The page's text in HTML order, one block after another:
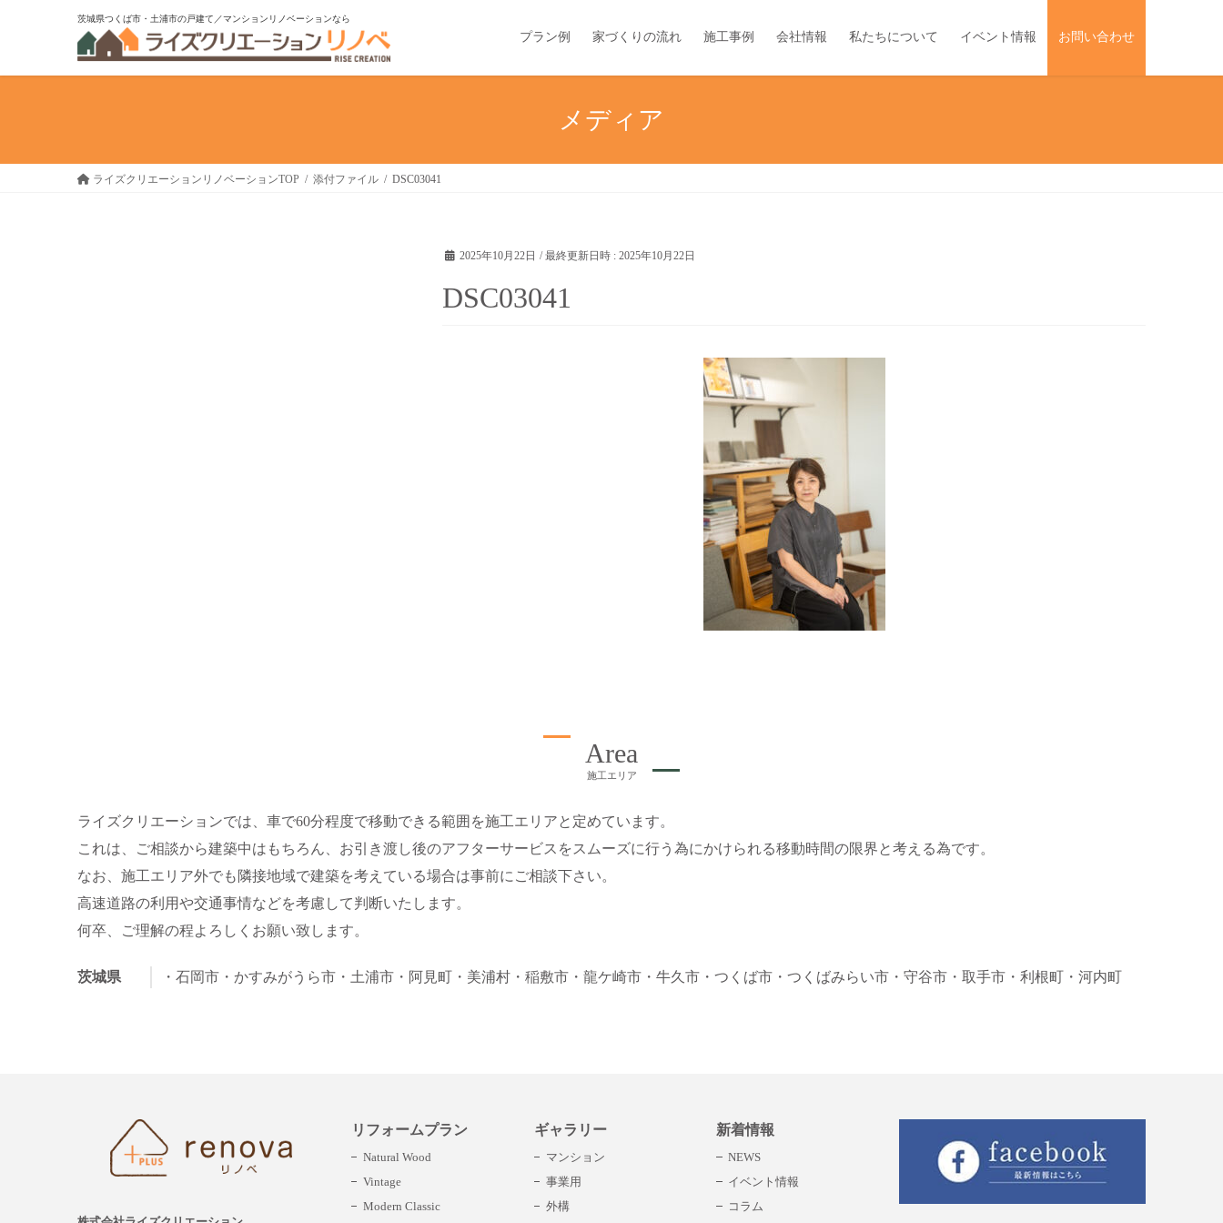
ン
キ
ー
に
茨城県つくば市・土浦市の戸建て／マンションリノベーションなら
プラン例 家づくりの流れ 施工事例 会社情報 私たちについて イベント情報 お問い合わせ
メディア
ライズクリエーションリノベーションTOP 添付ファイル DSC03041
2025年10月22日 / 最終更新日時 :2025年10月22日
DSC03041
Area
施工エリア
ライズクリエーションでは、車で60分程度で移動できる範囲を施工エリアと定めています。
これは、ご相談から建築中はもちろん、お引き渡し後のアフターサービスをスムーズに行う為にかけられる移動時間の限界と考える為です。
なお、施工エリア外でも隣接地域で建築を考えている場合は事前にご相談下さい。
高速道路の利用や交通事情などを考慮して判断いたします。
何卒、ご理解の程よろしくお願い致します。
茨城県 ・石岡市 ・かすみがうら市 ・土浦市 ・阿見町 ・美浦村 ・稲敷市 ・龍ケ崎市 ・牛久市 ・つくば市 ・つくばみらい市 ・守谷市 ・取手市 ・利根町 ・河内町
リフォームプラン
Natural Wood
Vintage
Modern Classic
ギャラリー
マンション
事業用
外構
新着情報
NEWS
イベント情報
コラム